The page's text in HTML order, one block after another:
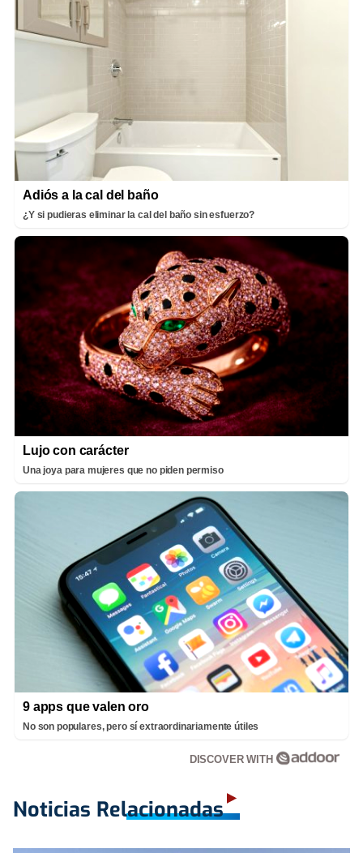
Adiós a la cal del baño
¿Y si pudieras eliminar la cal del baño sin esfuerzo?
Lujo con carácter
Una joya para mujeres que no piden permiso
9 apps que valen oro
No son populares, pero sí extraordinariamente útiles
DISCOVER WITH
Noticias Relacionadas